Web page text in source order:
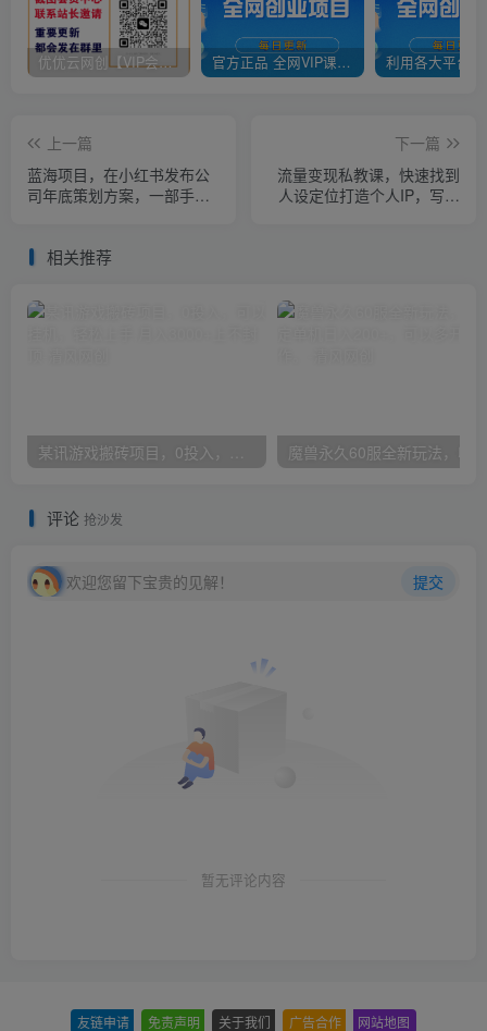
优优云网创【VIP会员专属交流群】 官方正品 全网VIP课程 无损下载~
上一篇
蓝海项目，在小红书发布公
司年底策划方案，一部手机
下一篇
流量变现私教课，快速找到
人设定位打造个人IP，写出
相关推荐
某讯游戏搬砖项目，0投入，可以挂机，轻松上手,月入3000+上不封顶
评论 抢沙发
欢迎您留下宝贵的见解！ 提交
暂无评论内容
友链申请 免责声明 关于我们 广告合作 网站地图